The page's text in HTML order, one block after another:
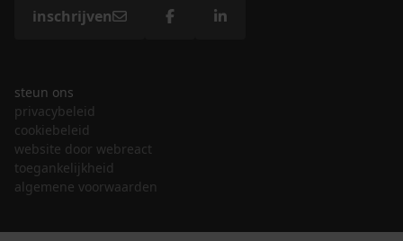
inschrijven
steun ons
privacybeleid
cookiebeleid
website door webreact
toegankelijkheid
algemene voorwaarden